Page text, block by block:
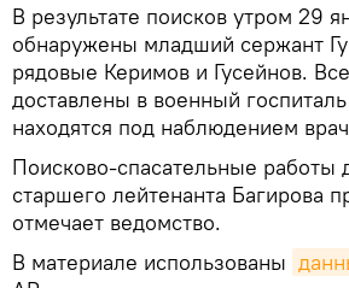
В результате поисков утром 29
обнаружены младший сержант
рядовые Керимов и Гусейнов.
доставлены в военный
находятся под наблюдением
Поисково-спасательные работы
старшего лейтенанта Багирова
отмечает ведомство.
В материале использованы